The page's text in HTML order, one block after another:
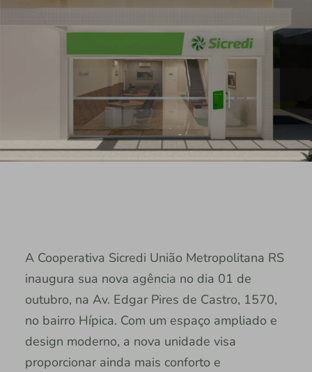
A Cooperativa Sicredi União Metropolitana RS
inaugura sua nova agência no dia 01 de
outubro, na Av. Edgar Pires de Castro, 1570,
no bairro Hípica. Com um espaço ampliado e
design moderno, a nova unidade visa
proporcionar ainda mais conforto e